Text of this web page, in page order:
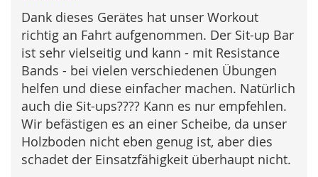
100%
Dank dieses Gerätes hat unser Workout
richtig an Fahrt aufgenommen. Der Sit-up Bar
ist sehr vielseitig und kann - mit Resistance
Bands - bei vielen verschiedenen Übungen
helfen und diese einfacher machen. Natürlich
auch die Sit-ups???? Kann es nur empfehlen.
Wir befästigen es an einer Scheibe, da unser
Holzboden nicht eben genug ist, aber dies
schadet der Einsatzfähigkeit überhaupt nicht.